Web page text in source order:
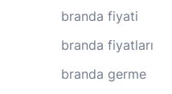
branda fiyati
branda fiyatları
branda germe